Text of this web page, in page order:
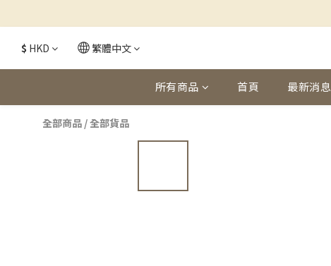
$ HKD 繁體中文
所有商品 首頁 最新消息
全部商品 /全部貨品